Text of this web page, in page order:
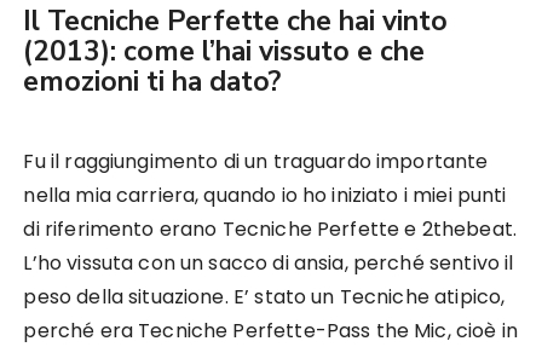
Il Tecniche Perfette che hai vinto
(2013): come l’hai vissuto e che
emozioni ti ha dato?
Fu il raggiungimento di un traguardo importante
nella mia carriera, quando io ho iniziato i miei punti
di riferimento erano Tecniche Perfette e 2thebeat.
L’ho vissuta con un sacco di ansia, perché sentivo il
peso della situazione. E’ stato un Tecniche atipico,
perché era Tecniche Perfette-Pass the Mic, cioè in